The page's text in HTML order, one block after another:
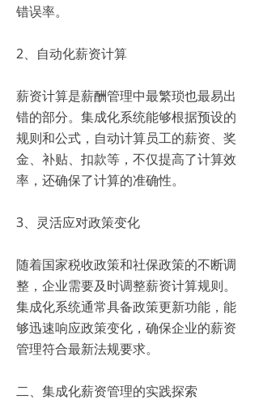
错误率。
2、自动化薪资计算
薪资计算是薪酬管理中最繁琐也最易出
错的部分。集成化系统能够根据预设的
规则和公式，自动计算员工的薪资、奖
金、补贴、扣款等，不仅提高了计算效
率，还确保了计算的准确性。
3、灵活应对政策变化
随着国家税收政策和社保政策的不断调
整，企业需要及时调整薪资计算规则。
集成化系统通常具备政策更新功能，能
够迅速响应政策变化，确保企业的薪资
管理符合最新法规要求。
二、集成化薪资管理的实践探索